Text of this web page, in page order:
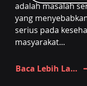
adalah masalah
yang
serius pada
masyarakat...
Baca Lebih Lanjut